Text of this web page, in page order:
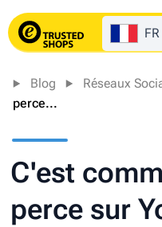
FR
Blog Réseaux
perce...
C'est
perce sur